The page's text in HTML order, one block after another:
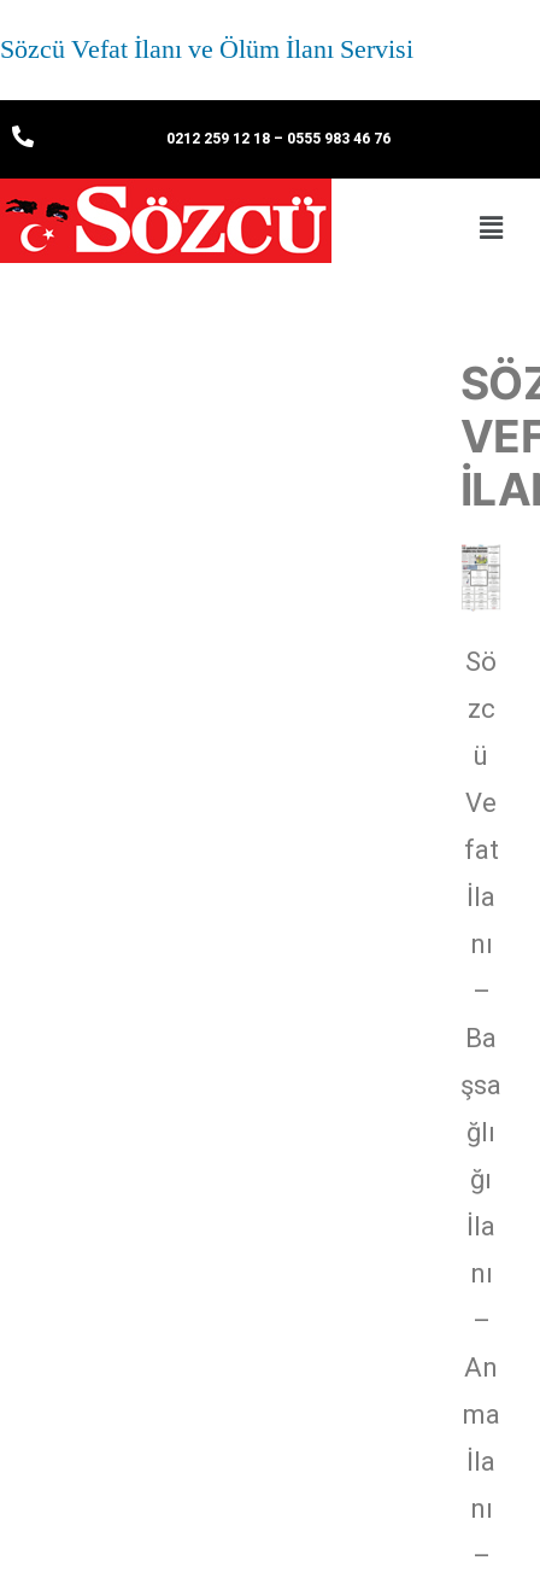
Sözcü Vefat İlanı ve Ölüm İlanı Servisi
0212 259 12 18– 0555 983 46 76
Sö
zc
ü
Ve
fat
İla
nı
–
Ba
şsa
ğlı
ğı
İla
nı
–
An
ma
İla
nı
–